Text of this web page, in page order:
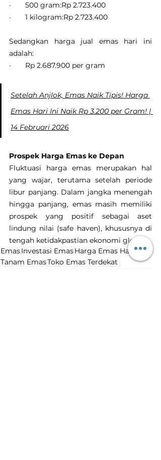
·       500 gram:Rp 2.723.400
·       1 kilogram:Rp 2.723.400
Sedangkan harga jual emas hari ini
adalah:
·       Rp 2.687.900 per gram
Setelah Anjlok, Emas Naik Tipis! Harga
Emas Hari Ini Naik Rp 3.200 per Gram! |
14 Februari 2026
Prospek Harga Emas ke Depan
Fluktuasi harga emas merupakan hal
yang wajar, terutama setelah periode
libur panjang. Dalam jangka menengah
hingga panjang, emas masih memiliki
prospek yang positif sebagai aset
lindung nilai (safe haven), khususnya di
tengah ketidakpastian ekonomi global.
EmasInvestasi EmasHarga Emas Hari Ini
Tanam EmasToko Emas Terdekat